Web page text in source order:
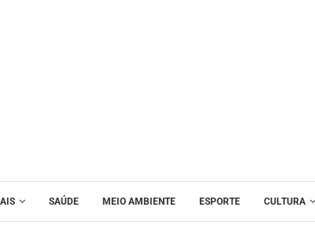
SAÚDE MEIO AMBIENTE ESPORTE CULTURA